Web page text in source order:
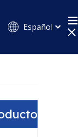
Español
Pусский